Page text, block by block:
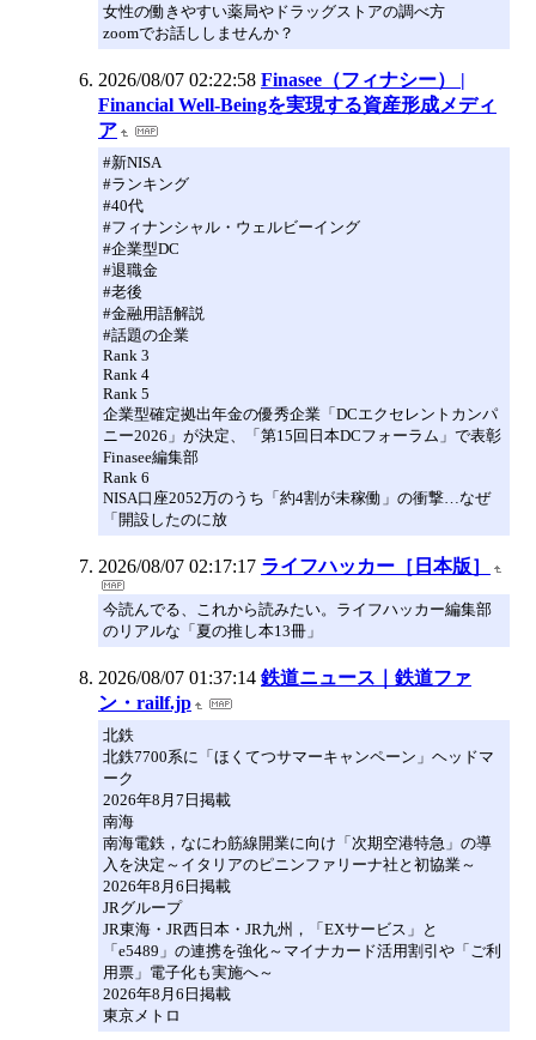
女性の働きやすい薬局やドラッグストアの調べ方
zoomでお話ししませんか？
2026/08/07 02:22:58 Finasee（フィナシー） |
Financial Well-Beingを実現する資産形成メディ
ア
#新NISA
#ランキング
#40代
#フィナンシャル・ウェルビーイング
#企業型DC
#退職金
#老後
#金融用語解説
#話題の企業
Rank 3
Rank 4
Rank 5
企業型確定拠出年金の優秀企業「DCエクセレントカンパ
ニー2026」が決定、「第15回日本DCフォーラム」で表彰
Finasee編集部
Rank 6
NISA口座2052万のうち「約4割が未稼働」の衝撃…なぜ
「開設したのに放
2026/08/07 02:17:17 ライフハッカー［日本版］
今読んでる、これから読みたい。ライフハッカー編集部
のリアルな「夏の推し本13冊」
2026/08/07 01:37:14 鉄道ニュース｜鉄道ファ
ン・railf.jp
北鉄
北鉄7700系に「ほくてつサマーキャンペーン」ヘッドマ
ーク
2026年8月7日掲載
南海
南海電鉄，なにわ筋線開業に向け「次期空港特急」の導
入を決定～イタリアのピニンファリーナ社と初協業～
2026年8月6日掲載
JRグループ
JR東海・JR西日本・JR九州，「EXサービス」と
「e5489」の連携を強化～マイナカード活用割引や「ご利
用票」電子化も実施へ～
2026年8月6日掲載
東京メトロ